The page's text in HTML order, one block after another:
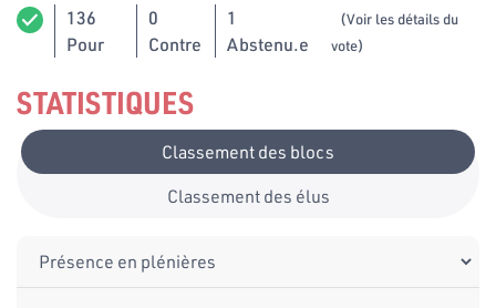
STATISTIQUES
Classement des blocs
Classement des élus
136
Pour
0
Contre
1
Abstenu.e
(Voir les détails du
vote)